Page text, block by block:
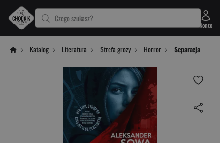
Czego szukasz?
Konto
Katalog Literatura Strefa grozy Horror Separacja